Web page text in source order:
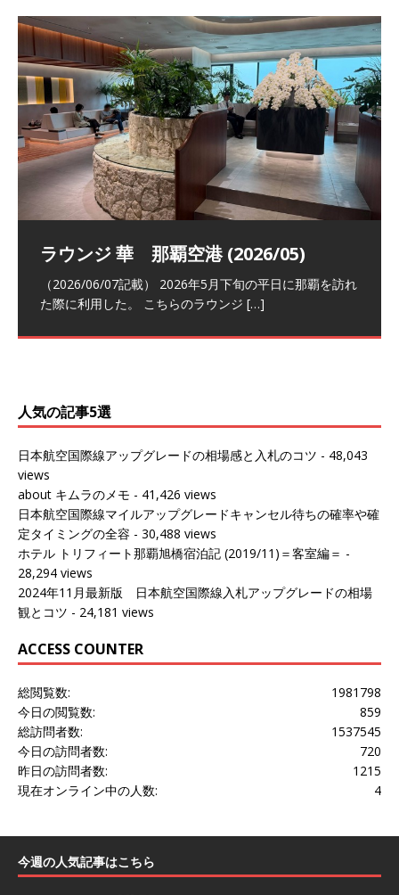
祝！日本航空・マリオットの戦略パー
トナーシップによるFOP無料付与とス
テイタスマッチ
ラウンジ 華 那覇空港 (2026/05)
（2026/06/07記載） 2026年5月下旬の平日に那覇を訪れ
た際に利用した。 こちらのラウンジ […]
The Coral Executive Lounge スワ
ンナプーム国際空港国内線ラウンジ
(2026/01)
日本航空 羽田空港国際線ファースト
クラスラウンジ (2026/01)
（2026/03/18記載） 2026年1月、毎年恒例の新年の羽田
バンコクエアウェイズ スワンナプー
ム国際空港国内線ラウンジ (2026/01)
（2026/03/13記載） 2026年1月上旬にバンコク経由でチ
人気の記事5選
日本航空国際線アップグレードの相場感と入札のコツ - 48,043
views
about キムラのメモ - 41,426 views
日本航空国際線マイルアップグレードキャンセル待ちの確率や確
定タイミングの全容 - 30,488 views
ホテル トリフィート那覇旭橋宿泊記 (2019/11)＝客室編＝ -
28,294 views
2024年11月最新版 日本航空国際線入札アップグレードの相場
観とコツ - 24,181 views
ACCESS COUNTER
1981798
総閲覧数:
859
今日の閲覧数:
1537545
総訪問者数:
720
今日の訪問者数:
1215
昨日の訪問者数:
4
現在オンライン中の人数:
今週の人気記事はこちら